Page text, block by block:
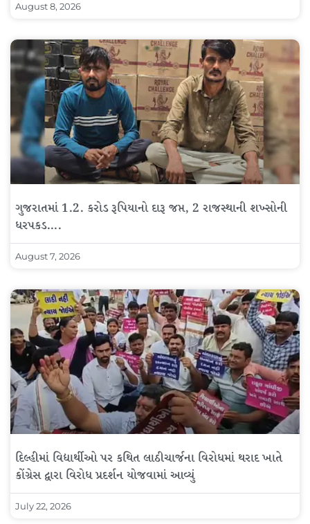
August 8, 2026
ગુજરાતમાં 1.2. કરોડ રૂપિયાનો દારૂ જપ્ત, 2 રાજસ્થાની શખ્સોની
ધરપકડ….
August 7, 2026
દિલ્હીમાં વિદ્યાર્થીઓ પર કથિત લાઠીચાર્જના વિરોધમાં થરાદ ખાતે
કોંગ્રેસ દ્વારા વિરોધ પ્રદર્શન યોજવામાં આવ્યું
July 22, 2026